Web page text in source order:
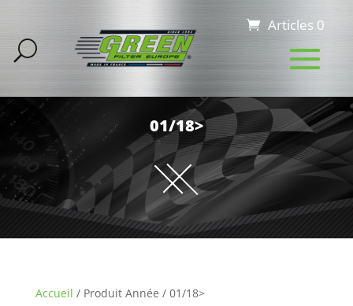
Articles 0
01/18>
Accueil / Produit Année / 01/18>